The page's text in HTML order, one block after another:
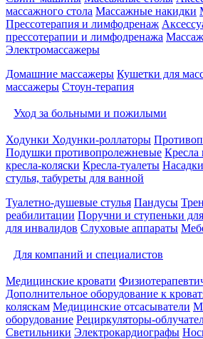
массажного стола Массажные накидки
Прессотерапия и лимфодренаж
прессотерапии и лимфодренажа
Электромассажеры
Домашние массажеры Кушетки для
массажеры Стоун-терапия
Уход за больными и пожилыми
Ходунки Ходунки-роллаторы
Подушки противопролежневые Кресла
кресла-коляски Кресла-туалеты
стулья, табуреты для ванной
Туалетно-душевые стулья Пандусы
реабилитации Поручни и ступеньки
для инвалидов Слуховые аппараты
Для компаний и специалистов
Медицинские кровати
Дополнительное оборудование к
коляскам Медицинские отсасыватели
оборудование Рециркуляторы-
Светильники Электрокардиографы